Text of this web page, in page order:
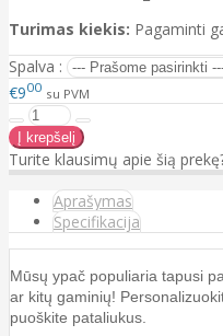
Turimas kiekis: Pagaminti
Spalva :
€900 su PVM
Turite klausimų apie šią
Aprašymas
Specifikacija
Mūsų ypač populiaria tapusi
ar kitų gaminių!
puoškite pataliukus.